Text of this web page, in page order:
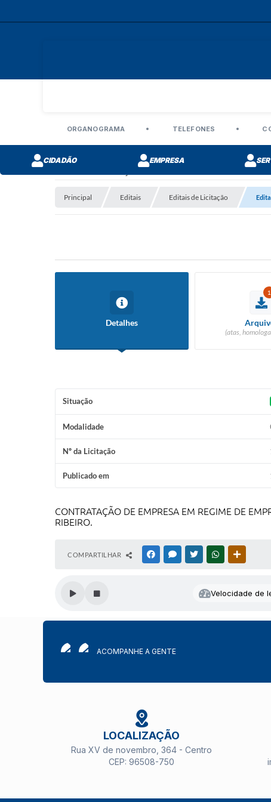
ORGANOGRAMA TELEFONES
CIDADÃO EMPRESA
Editais de Licitação
Principal Editais Editais de Licitação
Detalhes
1
(atas,
Situação
Modalidade
Nº da Licitação
Publicado em
CONTRATAÇÃO DE EMPRESA EM REGIME DE
RIBEIRO.
COMPARTILHAR FACEBOOKMESSENGER
TWITTERWHATSAPP
Velocidade de
ACOMPANHE A GENTE
LOCALIZAÇÃO
Rua XV de novembro, 364 - Centro
CEP: 96508-750